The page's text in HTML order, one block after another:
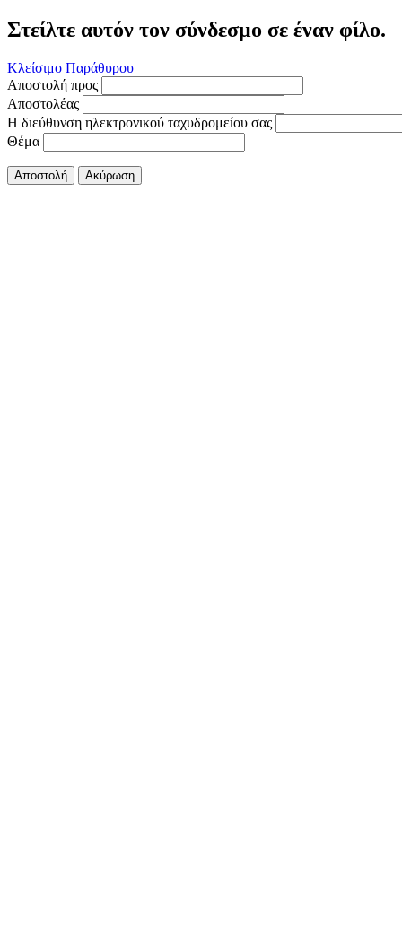
Στείλτε αυτόν τον σύνδεσμο σε έναν φίλο.
Κλείσιμο Παράθυρου
Αποστολή προς
Αποστολέας
Η διεύθυνση ηλεκτρονικού ταχυδρομείου σας
Θέμα
Αποστολή Ακύρωση